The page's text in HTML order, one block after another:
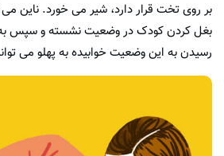
بر روی تخت قرار دارد، شیر می خورد. ناین
بغل کردن کودک در وضعیت نشسته و سپس به
رسیدن به این وضعیت خوابیده به پهلو می